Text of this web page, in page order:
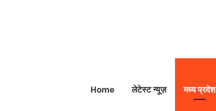
Home लेटेस्ट न्यूज़ मध्य प्रदेश